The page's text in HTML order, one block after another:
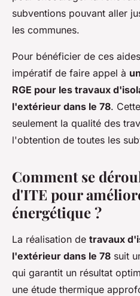
subventions pouvant aller
les communes.
Pour bénéficier de ces
impératif de faire appel à
RGE pour les travaux
l'extérieur dans le 78.
seulement la qualité des
l'obtention de toutes les
Comment se
d'ITE pour
énergétique ?
La réalisation de travaux
l'extérieur dans le 78 suit
qui garantit un résultat
une étude thermique